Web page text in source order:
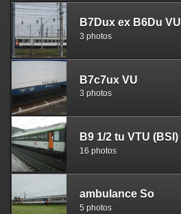
B7Dux ex B6Du VU
3 photos
B7c7ux VU
3 photos
B9 1/2 tu VTU (BSI)
16 photos
ambulance So
5 photos